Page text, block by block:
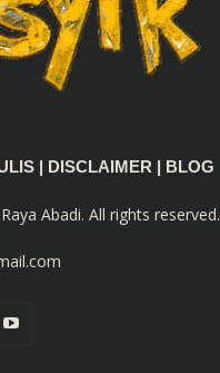
DISCLAIMER BLOG
Abadi. All rights reserved.